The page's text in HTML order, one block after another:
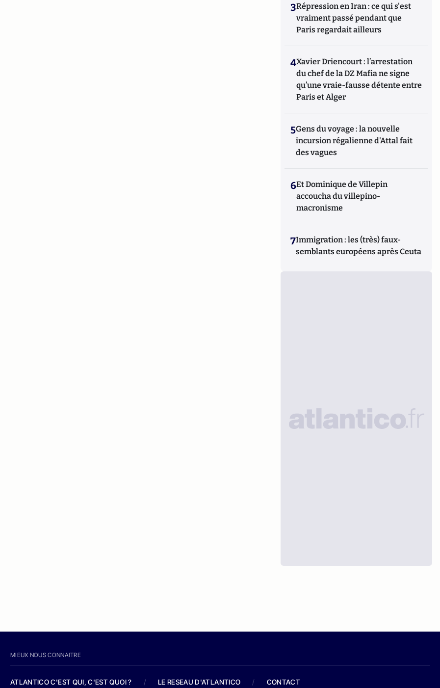
3Répression en Iran : ce qui s'est
vraiment passé pendant que
Paris regardait ailleurs
4Xavier Driencourt : l’arrestation
du chef de la DZ Mafia ne signe
qu’une vraie-fausse détente entre
Paris et Alger
5Gens du voyage : la nouvelle
incursion régalienne d'Attal fait
des vagues
6Et Dominique de Villepin
accoucha du villepino-
macronisme
7Immigration : les (très) faux-
semblants européens après Ceuta
MIEUX NOUS CONNAITRE
ATLANTICO C'EST QUI, C'EST QUOI ? / LE RESEAU D'ATLANTICO / CONTACT